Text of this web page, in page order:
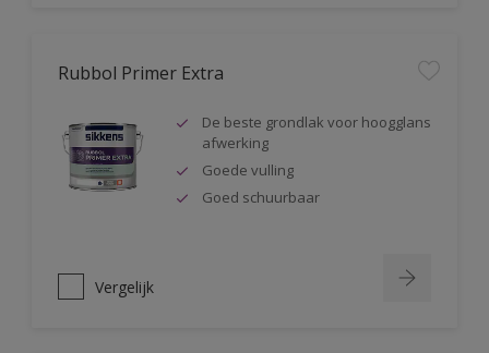
Rubbol Primer Extra
De beste grondlak voor hoogglans
afwerking
Goede vulling
Goed schuurbaar
Vergelijk